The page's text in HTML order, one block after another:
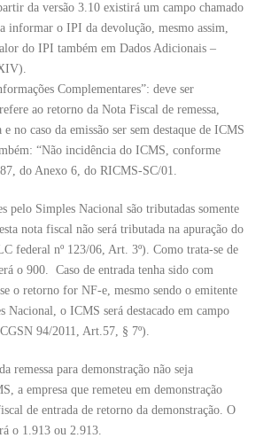
da versão 3.10 existirá um campo chamado
informar o IPI da devolução, mesmo assim,
do IPI também em Dados Adicionais –
Complementares”: deve ser
ao retorno da Nota Fiscal de remessa,
no caso da emissão ser sem destaque de ICMS
“Não incidência do ICMS, conforme
do Anexo 6, do RICMS-SC/01.
pelo Simples Nacional são tributadas somente
nota fiscal não será tributada na apuração do
federal nº 123/06, Art. 3º). Como trata-se de
o 900. Caso de entrada tenha sido com
o retorno for NF-e, mesmo sendo o emitente
Nacional, o ICMS será destacado em campo
94/2011, Art.57, § 7º).
remessa para demonstração não seja
a empresa que remeteu em demonstração
de entrada de retorno da demonstração. O
o 1.913 ou 2.913.